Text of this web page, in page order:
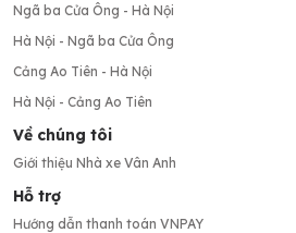
Ngã ba Cửa Ông - Hà Nội
Hà Nội - Ngã ba Cửa Ông
Cảng Ao Tiên - Hà Nội
Hà Nội - Cảng Ao Tiên
Về chúng tôi
Giới thiệu Nhà xe Vân Anh
Hỗ trợ
Hướng dẫn thanh toán VNPAY